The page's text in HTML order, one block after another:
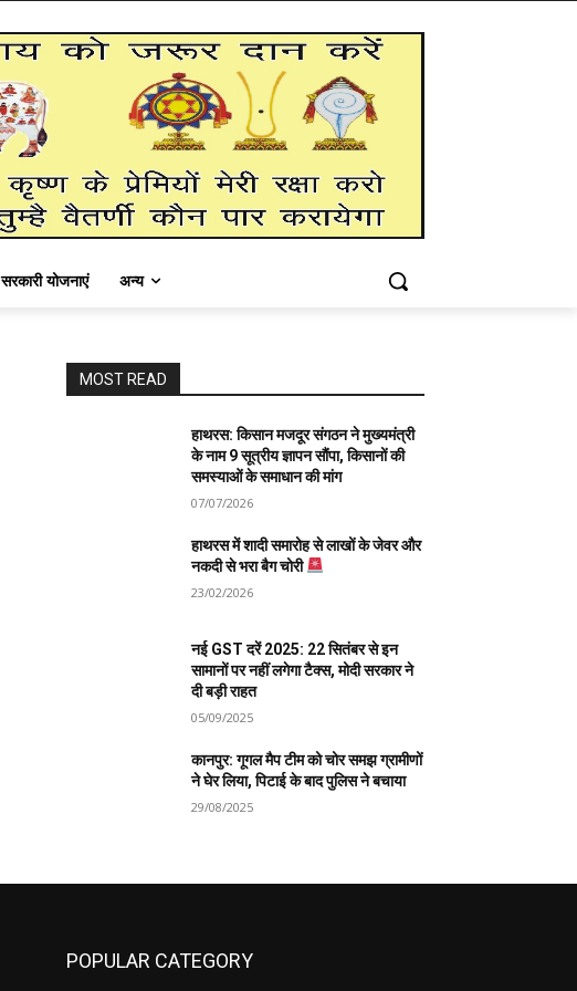
सरकारी योजनाएं अन्य
MOST READ
हाथरस: किसान मजदूर संगठन ने मुख्यमंत्री
के नाम 9 सूत्रीय ज्ञापन सौंपा, किसानों की
समस्याओं के समाधान की मांग
07/07/2026
हाथरस में शादी समारोह से लाखों के जेवर और
नकदी से भरा बैग चोरी
23/02/2026
नई GST दरें 2025: 22 सितंबर से इन
सामानों पर नहीं लगेगा टैक्स, मोदी सरकार ने
दी बड़ी राहत
05/09/2025
कानपुर: गूगल मैप टीम को चोर समझ ग्रामीणों
ने घेर लिया, पिटाई के बाद पुलिस ने बचाया
29/08/2025
POPULAR CATEGORY